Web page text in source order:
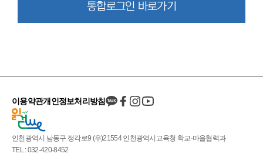
통합로그인 바로가기
인천광역시 남동구 정각로9 (우)21554 인천광역시교육청 학교·마을협력과
TEL : 032-420-8452
이용약관개인정보처리방침